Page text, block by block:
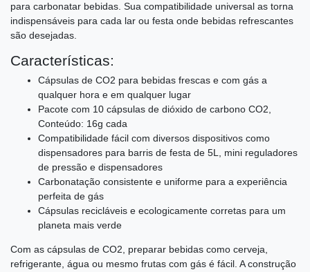
para carbonatar bebidas. Sua compatibilidade universal as torna
indispensáveis para cada lar ou festa onde bebidas refrescantes
são desejadas.
Características:
Cápsulas de CO2 para bebidas frescas e com gás a
qualquer hora e em qualquer lugar
Pacote com 10 cápsulas de dióxido de carbono CO2,
Conteúdo: 16g cada
Compatibilidade fácil com diversos dispositivos como
dispensadores para barris de festa de 5L, mini reguladores
de pressão e dispensadores
Carbonatação consistente e uniforme para a experiência
perfeita de gás
Cápsulas recicláveis e ecologicamente corretas para um
planeta mais verde
Com as cápsulas de CO2, preparar bebidas como cerveja,
refrigerante, água ou mesmo frutas com gás é fácil. A construção